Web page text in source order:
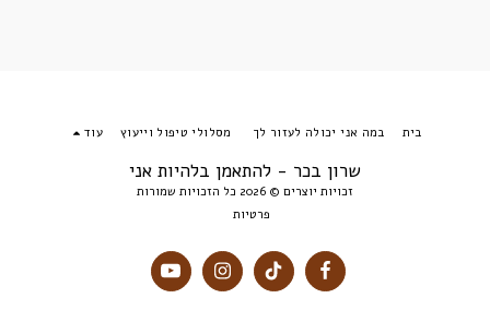
שרון בכר - להתאמן בלהיות אני
זכויות יוצרים © 2026 כל הזכויות שמורות
פרטיות
בית במה אני יכולה לעזור לך מסלולי טיפול וייעוץ עוד